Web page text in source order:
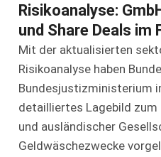
Risikoanalyse:
und Share Deals im
Mit der aktualisierten
Risikoanalyse haben
Bundesjustizministerium
detailliertes Lagebild
und ausländischer
Geldwäschezwecke